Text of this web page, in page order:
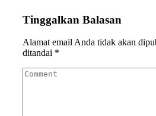
Tinggalkan Balasan
Alamat email Anda tidak akan
ditandai *